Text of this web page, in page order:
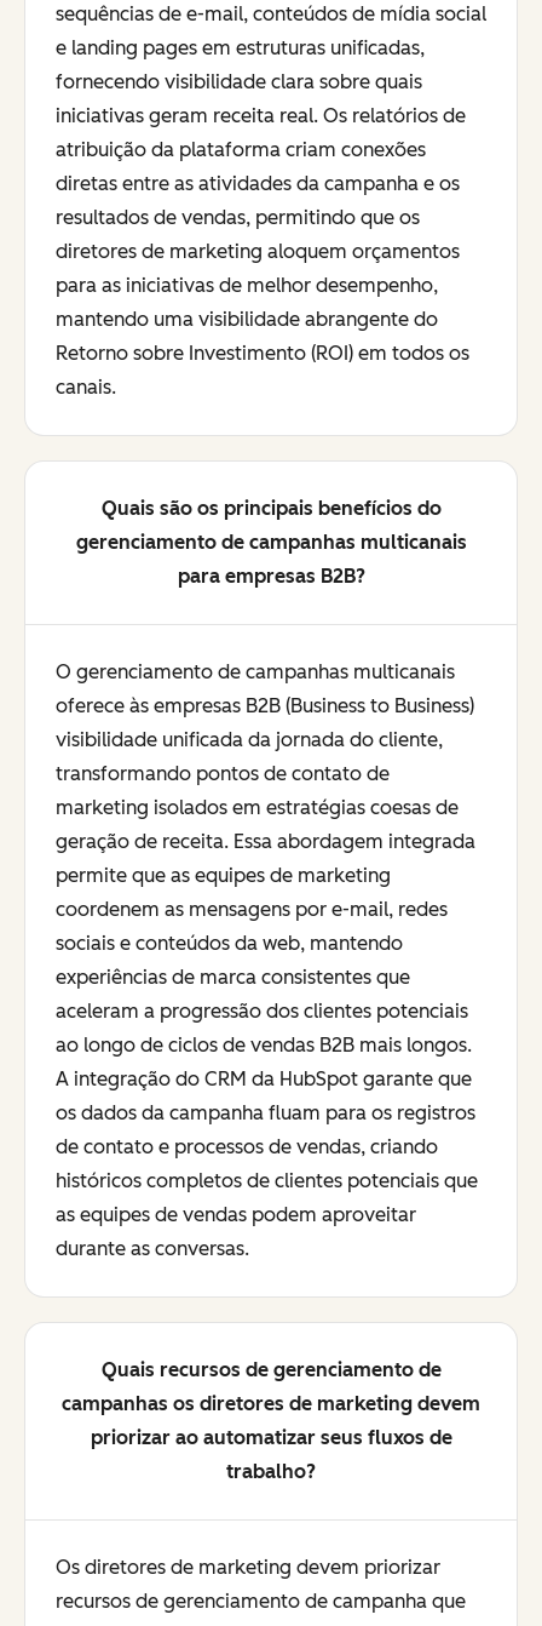
sequências de e-mail, conteúdos de mídia social
e landing pages em estruturas unificadas,
fornecendo visibilidade clara sobre quais
iniciativas geram receita real. Os relatórios de
atribuição da plataforma criam conexões
diretas entre as atividades da campanha e os
resultados de vendas, permitindo que os
diretores de marketing aloquem orçamentos
para as iniciativas de melhor desempenho,
mantendo uma visibilidade abrangente do
Retorno sobre Investimento (ROI) em todos os
canais.
Quais são os principais benefícios do
gerenciamento de campanhas multicanais
para empresas B2B?
O gerenciamento de campanhas multicanais
oferece às empresas B2B (Business to Business)
visibilidade unificada da jornada do cliente,
transformando pontos de contato de
marketing isolados em estratégias coesas de
geração de receita. Essa abordagem integrada
permite que as equipes de marketing
coordenem as mensagens por e-mail, redes
sociais e conteúdos da web, mantendo
experiências de marca consistentes que
aceleram a progressão dos clientes potenciais
ao longo de ciclos de vendas B2B mais longos.
A integração do CRM da HubSpot garante que
os dados da campanha fluam para os registros
de contato e processos de vendas, criando
históricos completos de clientes potenciais que
as equipes de vendas podem aproveitar
durante as conversas.
Quais recursos de gerenciamento de
campanhas os diretores de marketing devem
priorizar ao automatizar seus fluxos de
trabalho?
Os diretores de marketing devem priorizar
recursos de gerenciamento de campanha que